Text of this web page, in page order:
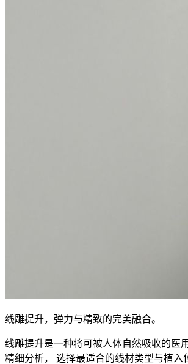
线雕提升，弹力与精致的完美融合。
线雕提升是一种将可被人体自然吸收的医
精细分析， 选择最适合的线材类型与植